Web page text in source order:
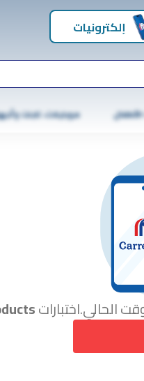
إلكترونيات
موبايلات، تابلت
الحالي.اختبارات